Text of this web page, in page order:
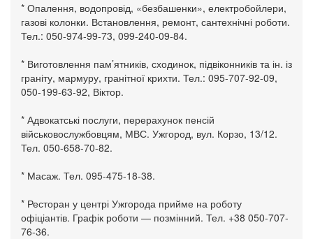
* Опалення, водопровід, «безбашенки», електробойлери,
газові колонки. Встановлення, ремонт, сантехнічні роботи.
Тел.: 050-974-99-73, 099-240-09-84.
* Виготовлення пам’ятників, сходинок, підвіконників та ін. із
граніту, мармуру, гранітної крихти. Тел.: 095-707-92-09,
050-199-63-92, Віктор.
* Адвокатські послуги, перерахунок пенсій
військовослужбовцям, МВС. Ужгород, вул. Корзо, 13/12.
Тел. 050-658-70-82.
* Масаж. Тел. 095-475-18-38.
* Ресторан у центрі Ужгорода прийме на роботу
офіціантів. Графік роботи — позмінний. Тел. +38 050-707-
76-36.